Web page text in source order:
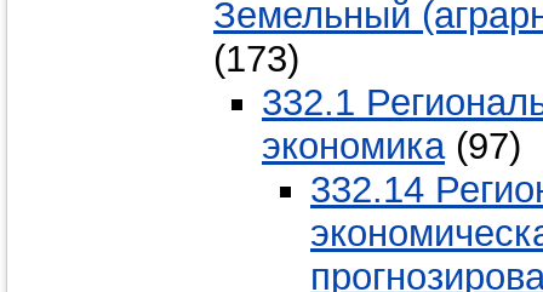
Земельный
(173)
332.1
экономика(97)
332.14